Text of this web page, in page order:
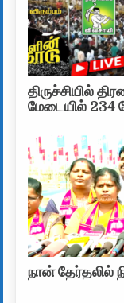
திருச்சியில்
மேடையில் 234
நான் தேர்தலில்